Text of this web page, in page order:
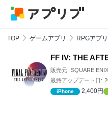
TOP ゲームアプリ RPGアプリ
FF IV: THE
販売元: SQUARE ENIX
最終アップデート日:
iPhone 2,400円